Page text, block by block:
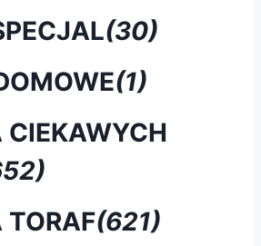
(30)
(1)
TORAF(621)